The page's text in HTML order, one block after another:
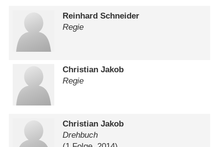
Reinhard Schneider
Regie
Christian Jakob
Regie
Christian Jakob
Drehbuch